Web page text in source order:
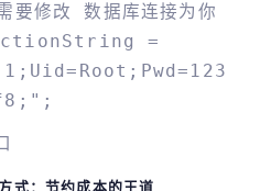
修改 数据库连接为你
=
式：节约成本的王道